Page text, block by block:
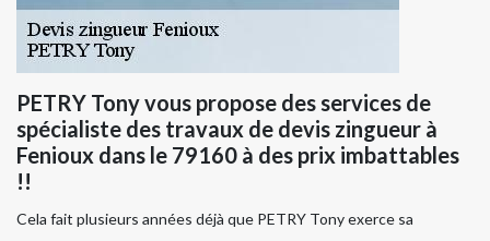
PETRY Tony vous propose des services de
spécialiste des travaux de devis zingueur à
Fenioux dans le 79160 à des prix imbattables
!!
Cela fait plusieurs années déjà que PETRY Tony exerce sa